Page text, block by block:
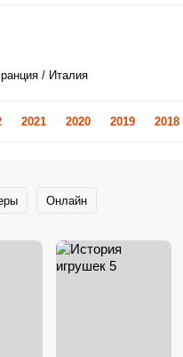
/ Италия
2021 2020 2019 2018
Онлайн